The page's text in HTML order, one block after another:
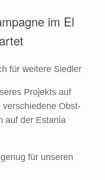
im El
für weitere Siedler
Projekts auf
Obst-
auf der Estania
für unseren